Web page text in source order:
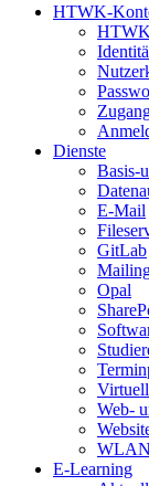
HTWK-
Dienste
Basis-
E-Mail
GitLab
Opal
Web-
WLAN
E-Learning